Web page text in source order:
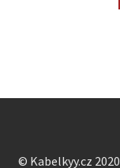
© Kabelkyy.cz 2020